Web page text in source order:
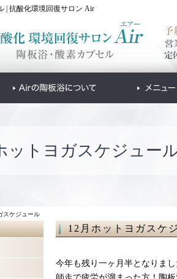
| 抗酸化環境回復サロン Air
ットヨガスケジュー
スケジュール
12月ホットヨガスケ
今年も残り一ヶ月半となりま